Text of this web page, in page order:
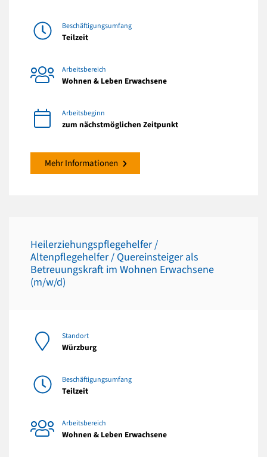
Beschäftigungsumfang
Teilzeit
Arbeitsbereich
Wohnen & Leben Erwachsene
Arbeitsbeginn
zum nächstmöglichen Zeitpunkt
Mehr Informationen
Heilerziehungspflegehelfer /
Altenpflegehelfer / Quereinsteiger als
Betreuungskraft im Wohnen Erwachsene
(m/w/d)
Standort
Würzburg
Beschäftigungsumfang
Teilzeit
Arbeitsbereich
Wohnen & Leben Erwachsene